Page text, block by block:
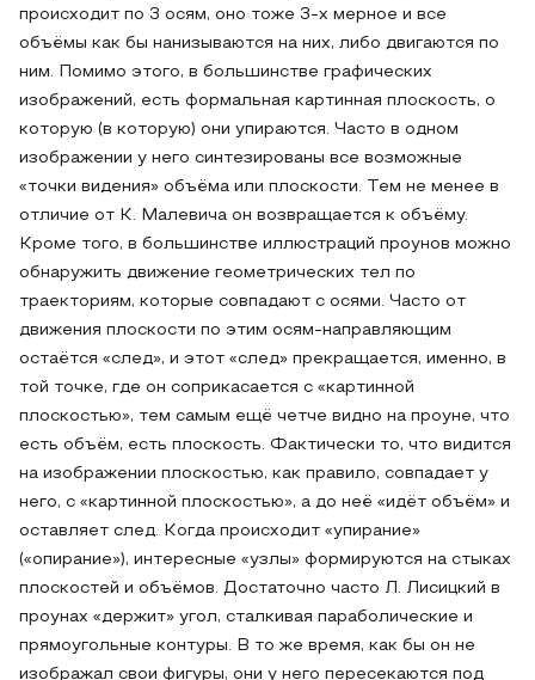
происходит по 3 осям, оно тоже 3-х мерное и все
объёмы как бы нанизываются на них, либо двигаются по
ним. Помимо этого, в большинстве графических
изображений, есть формальная картинная плоскость, о
которую (в которую) они упираются. Часто в одном
изображении у него синтезированы все возможные
«точки видения» объёма или плоскости. Тем не менее в
отличие от К. Малевича он возвращается к объёму.
Кроме того, в большинстве иллюстраций проунов можно
обнаружить движение геометрических тел по
траекториям, которые совпадают с осями. Часто от
движения плоскости по этим осям-направляющим
остаётся «след», и этот «след» прекращается, именно, в
той точке, где он соприкасается с «картинной
плоскостью», тем самым ещё четче видно на проуне, что
есть объём, есть плоскость. Фактически то, что видится
на изображении плоскостью, как правило, совпадает у
него, с «картинной плоскостью», а до неё «идёт объём» и
оставляет след. Когда происходит «упирание»
(«опирание»), интересные «узлы» формируются на стыках
плоскостей и объёмов. Достаточно часто Л. Лисицкий в
проунах «держит» угол, сталкивая параболические и
прямоугольные контуры. В то же время, как бы он не
изображал свои фигуры, они у него пересекаются под